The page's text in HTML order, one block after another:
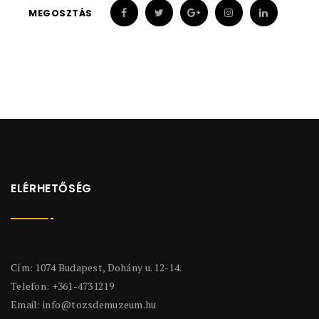
MEGOSZTÁS
ELÉRHETŐSÉG
Cím: 1074 Budapest, Dohány u. 12-14.
Telefon: +361-4731219
Email: info@tozsdemuzeum.hu